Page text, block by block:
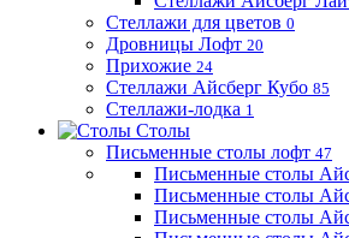
Стеллажи для цветов 0
Дровницы Лофт 20
Прихожие 24
Стеллажи Айсберг Кубо 85
Стеллажи-лодка 1
Столы
Письменные столы лофт 47
Письменные столы
Письменные столы
Письменные столы